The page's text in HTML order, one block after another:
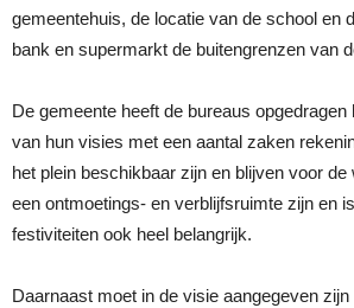
gemeentehuis, de locatie van de school en
bank en supermarkt de buitengrenzen van
De gemeente heeft de bureaus opgedragen
van hun visies met een aantal zaken
het plein beschikbaar zijn en blijven voor
een ontmoetings- en verblijfsruimte zijn en
festiviteiten ook heel belangrijk.
Daarnaast moet in de visie aangegeven